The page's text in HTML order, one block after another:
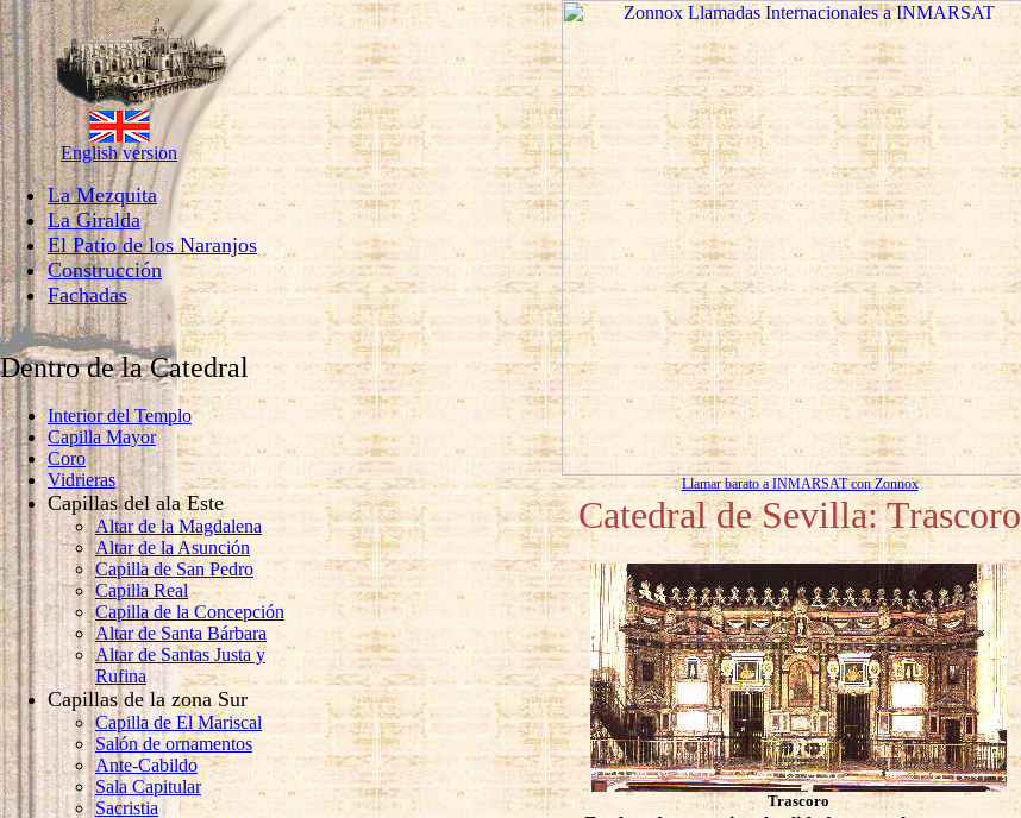
Llamar barato a INMARSAT con Zonnox
English version
La Mezquita
La Giralda
El Patio de los Naranjos
Construcción
Fachadas
Dentro de la Catedral
Interior del Templo
Capilla Mayor
Coro
Vidrieras
Capillas del ala Este
Altar de la Magdalena
Altar de la Asunción
Capilla de San Pedro
Capilla Real
Capilla de la Concepción
Altar de Santa Bárbara
Altar de Santas Justa y
Rufina
Capillas de la zona Sur
Capilla de El Mariscal
Salón de ornamentos
Ante-Cabildo
Sala Capitular
Sacristia
Catedral de Sevilla: Trascoro
Trascoro